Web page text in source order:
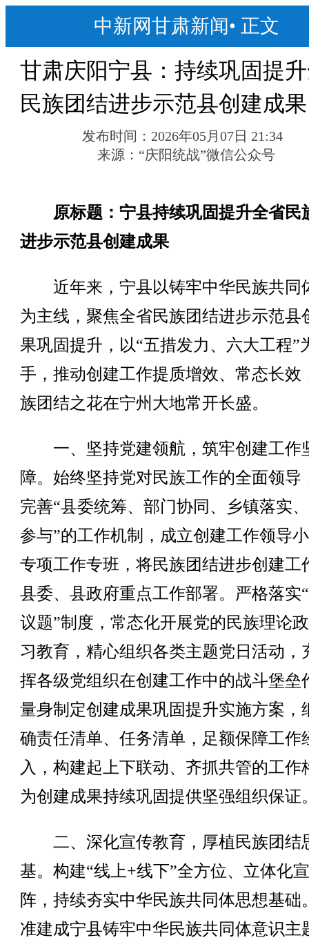
中新网甘肃新闻• 正文
甘肃庆阳宁县：持续巩固提
民族团结进步示范县创建成果
发布时间： 2026年05月07日 21:34
来源： “庆阳统战”微信公众号
原标题：宁县持续巩固提升全省民
进步示范县创建成果
近年来，宁县以铸牢中华民族共同
为主线，聚焦全省民族团结进步示范县
果巩固提升，以“五措发力、六大工程”
手，推动创建工作提质增效、常态长效
族团结之花在宁州大地常开长盛。
一、坚持党建领航，筑牢创建工作
障。始终坚持党对民族工作的全面领导
完善“县委统筹、部门协同、乡镇落实
参与”的工作机制，成立创建工作领导
专项工作专班，将民族团结进步创建工
县委、县政府重点工作部署。严格落实
议题”制度，常态化开展党的民族理论
习教育，精心组织各类主题党日活动，
挥各级党组织在创建工作中的战斗堡垒
量身制定创建成果巩固提升实施方案，
确责任清单、任务清单，足额保障工作
入，构建起上下联动、齐抓共管的工作
为创建成果持续巩固提供坚强组织保证
二、深化宣传教育，厚植民族团结
基。构建“线上+线下”全方位、立体化
阵，持续夯实中华民族共同体思想基础
准建成宁县铸牢中华民族共同体意识主